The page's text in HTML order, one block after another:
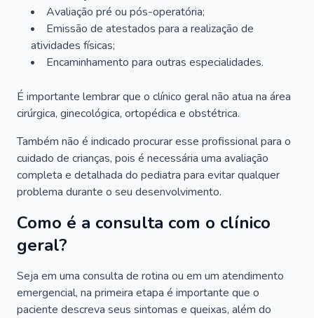
Avaliação pré ou pós-operatória;
Emissão de atestados para a realização de
atividades físicas;
Encaminhamento para outras especialidades.
É importante lembrar que o clínico geral não atua na área
cirúrgica, ginecológica, ortopédica e obstétrica.
Também não é indicado procurar esse profissional para o
cuidado de crianças, pois é necessária uma avaliação
completa e detalhada do pediatra para evitar qualquer
problema durante o seu desenvolvimento.
Como é a consulta com o clínico
geral?
Seja em uma consulta de rotina ou em um atendimento
emergencial, na primeira etapa é importante que o
paciente descreva seus sintomas e queixas, além do